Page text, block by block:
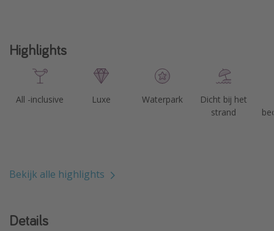
Highlights
All -inclusive Luxe Waterpark
Dicht bij het
strand
Bekijk alle highlights
Details